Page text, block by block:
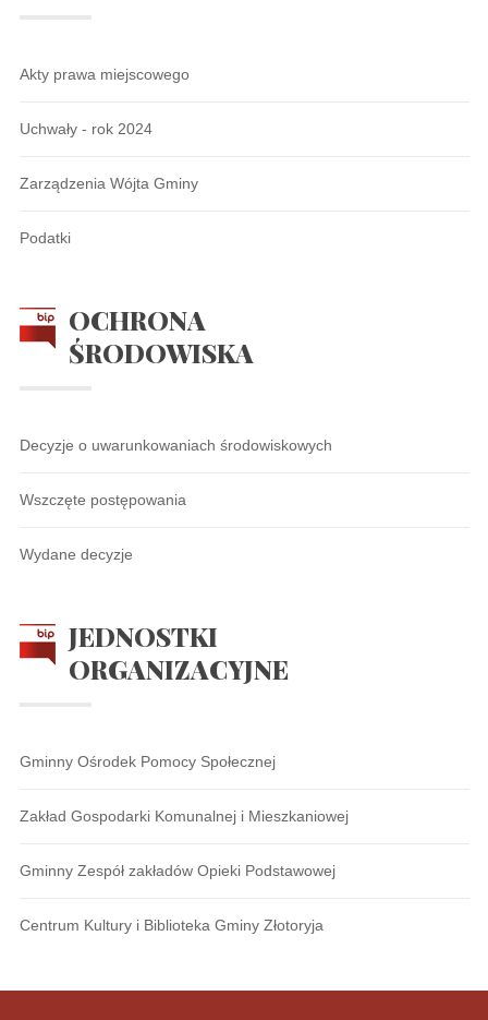
Akty prawa miejscowego
Uchwały - rok 2024
Zarządzenia Wójta Gminy
Podatki
OCHRONA
ŚRODOWISKA
Decyzje o uwarunkowaniach środowiskowych
Wszczęte postępowania
Wydane decyzje
JEDNOSTKI
ORGANIZACYJNE
Gminny Ośrodek Pomocy Społecznej
Zakład Gospodarki Komunalnej i Mieszkaniowej
Gminny Zespół zakładów Opieki Podstawowej
Centrum Kultury i Biblioteka Gminy Złotoryja